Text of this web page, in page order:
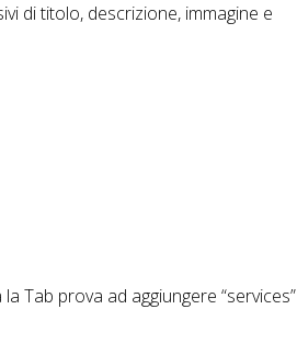
di titolo, descrizione, immagine e
Tab prova ad aggiungere “services”